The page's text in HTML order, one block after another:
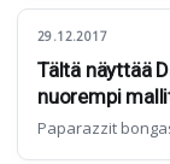
29.12.2017
Tältä näyttää
nuorempi
Paparazzit